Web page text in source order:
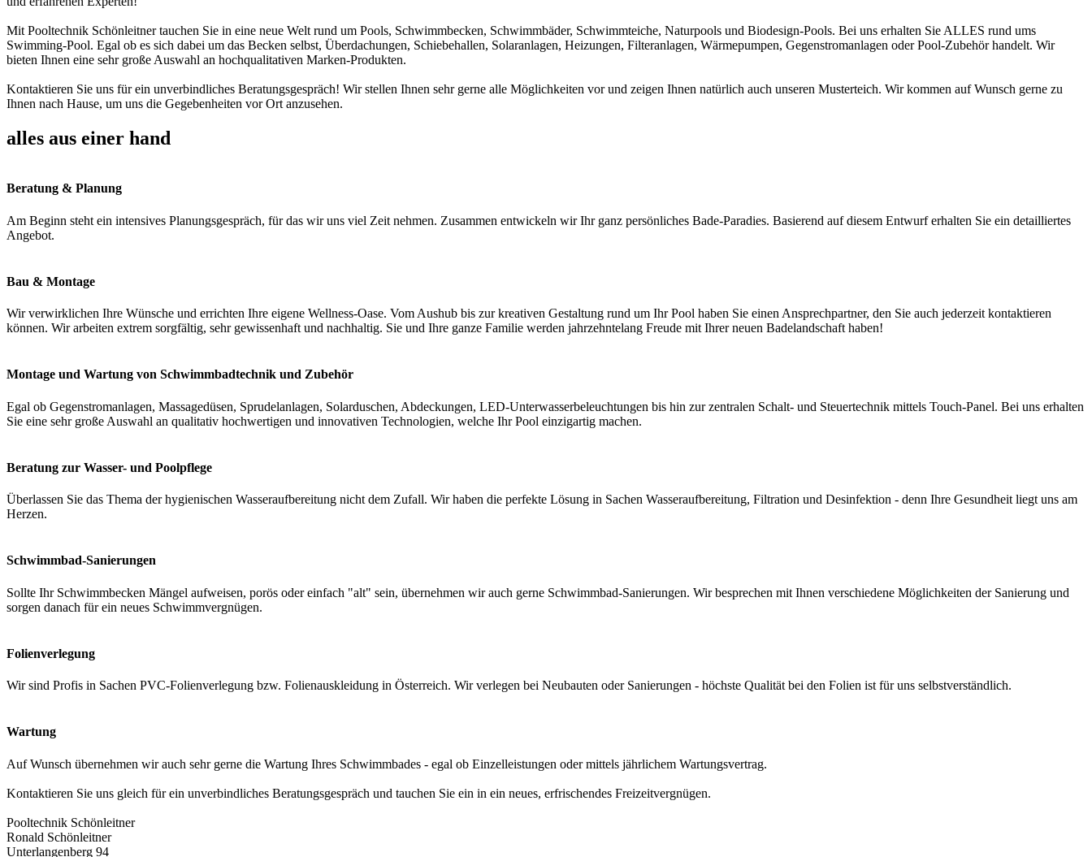
Mit Pooltechnik Schönleitner tauchen Sie in eine neue Welt rund um Pools, Schwimmbecken, Schwimmbäder, Schwimmteiche, Naturpools und Biodesign-Pools. Bei uns erhalten Sie ALLES rund ums
Swimming-Pool. Egal ob es sich dabei um das Becken selbst, Überdachungen, Schiebehallen, Solaranlagen, Heizungen, Filteranlagen, Wärmepumpen, Gegenstromanlagen oder Pool-Zubehör handelt. Wir
bieten Ihnen eine sehr große Auswahl an hochqualitativen Marken-Produkten.
Kontaktieren Sie uns für ein unverbindliches Beratungsgespräch! Wir stellen Ihnen sehr gerne alle Möglichkeiten vor und zeigen Ihnen natürlich auch unseren Musterteich. Wir kommen auf Wunsch gerne zu
Ihnen nach Hause, um uns die Gegebenheiten vor Ort anzusehen.
alles aus einer hand
Beratung & Planung
Am Beginn steht ein intensives Planungsgespräch, für das wir uns viel Zeit nehmen. Zusammen entwickeln wir Ihr ganz persönliches Bade-Paradies. Basierend auf diesem Entwurf erhalten Sie ein detailliertes
Angebot.
Bau & Montage
Wir verwirklichen Ihre Wünsche und errichten Ihre eigene Wellness-Oase. Vom Aushub bis zur kreativen Gestaltung rund um Ihr Pool haben Sie einen Ansprechpartner, den Sie auch jederzeit kontaktieren
können. Wir arbeiten extrem sorgfältig, sehr gewissenhaft und nachhaltig. Sie und Ihre ganze Familie werden jahrzehntelang Freude mit Ihrer neuen Badelandschaft haben!
Montage und Wartung von Schwimmbadtechnik und Zubehör
Egal ob Gegenstromanlagen, Massagedüsen, Sprudelanlagen, Solarduschen, Abdeckungen, LED-Unterwasserbeleuchtungen bis hin zur zentralen Schalt- und Steuertechnik mittels Touch-Panel. Bei uns erhalten
Sie eine sehr große Auswahl an qualitativ hochwertigen und innovativen Technologien, welche Ihr Pool einzigartig machen.
Beratung zur Wasser- und Poolpflege
Überlassen Sie das Thema der hygienischen Wasseraufbereitung nicht dem Zufall. Wir haben die perfekte Lösung in Sachen Wasseraufbereitung, Filtration und Desinfektion - denn Ihre Gesundheit liegt uns am
Herzen.
Schwimmbad-Sanierungen
Sollte Ihr Schwimmbecken Mängel aufweisen, porös oder einfach "alt" sein, übernehmen wir auch gerne Schwimmbad-Sanierungen. Wir besprechen mit Ihnen verschiedene Möglichkeiten der Sanierung und
sorgen danach für ein neues Schwimmvergnügen.
Folienverlegung
Wir sind Profis in Sachen PVC-Folienverlegung bzw. Folienauskleidung in Österreich. Wir verlegen bei Neubauten oder Sanierungen - höchste Qualität bei den Folien ist für uns selbstverständlich.
Wartung
Auf Wunsch übernehmen wir auch sehr gerne die Wartung Ihres Schwimmbades - egal ob Einzelleistungen oder mittels jährlichem Wartungsvertrag.
Kontaktieren Sie uns gleich für ein unverbindliches Beratungsgespräch und tauchen Sie ein in ein neues, erfrischendes Freizeitvergnügen.
Pooltechnik Schönleitner
Ronald Schönleitner
Unterlangenberg 94